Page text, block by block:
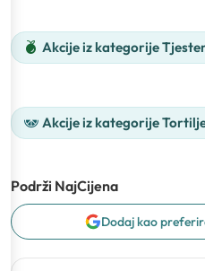
Akcije iz kategorije
Akcije iz kategorije
Podrži NajCijena
Dodaj kao